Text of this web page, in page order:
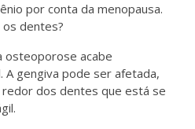
por conta da menopausa.
dentes?
osteoporose acabe
A gengiva pode ser afetada,
dos dentes que está se